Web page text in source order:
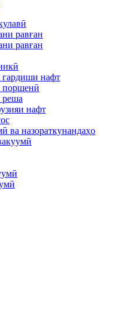
равған
равған
гардиши нафт
поршенӣ
реша
нафт
ва назораткунандаҳо